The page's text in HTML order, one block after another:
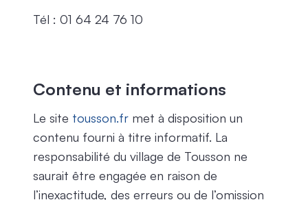
Tél : 01 64 24 76 10
Contenu et informations
Le site tousson.fr met à disposition un
contenu fourni à titre informatif. La
responsabilité du village de Tousson ne
saurait être engagée en raison de
l’inexactitude, des erreurs ou de l’omission